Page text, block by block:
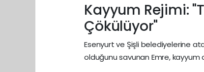
Kayyum Rejimi:
Çökülüyor"
Esenyurt ve Şişli belediyelerine
olduğunu savunan Emre,